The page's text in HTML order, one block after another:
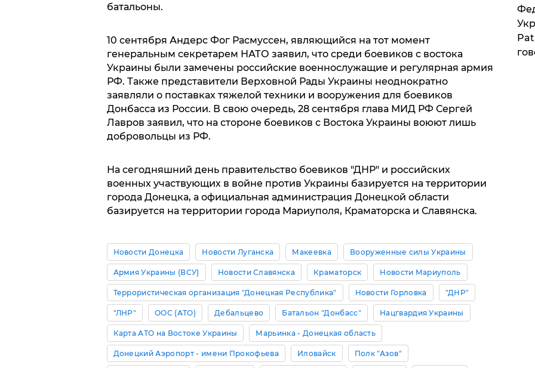
батальоны.
10 сентября Андерс Фог Расмуссен, являющийся на тот момент
генеральным секретарем НАТО заявил, что среди боевиков с востока
Украины были замечены российские военнослужащие и регулярная армия
РФ. Также представители Верховной Рады Украины неоднократно
заявляли о поставках тяжелой техники и вооружения для боевиков
Донбасса из России. В свою очередь, 28 сентября глава МИД РФ Сергей
Лавров заявил, что на стороне боевиков с Востока Украины воюют лишь
добровольцы из РФ.
На сегодняшний день правительство боевиков "ДНР" и российских
военных участвующих в войне против Украины базируется на территории
города Донецка, а официальная администрация Донецкой области
базируется на территории города Мариуполя, Краматорска и Славянска.
Новости Донецка Новости Луганска Макеевка Вооруженные силы Украины
Армия Украины (ВСУ) Новости Славянска Краматорск Новости Мариуполь
Террористическая организация "Донецкая Республика" Новости Горловка "ДНР"
"ЛНР" ООС (АТО) Дебальцево Батальон "Донбасс" Нацгвардия Украины
Карта АТО на Востоке Украины Марьинка - Донецкая область
Донецкий Аэропорт - имени Прокофьева Иловайск Полк "Азов"